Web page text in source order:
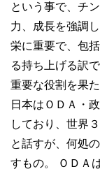
という事で、チ
力、成長を強調
栄に重要で、包
る持ち上げる訳
重要な役割を果
日本はＯＤＡ・
しており、世界
と話すが、何処
すもの。 ＯＤＡ